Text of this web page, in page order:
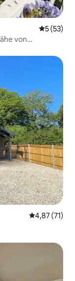
5 (53)
von
4,87 (71)